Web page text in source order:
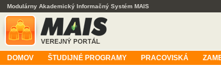
Modulárny Akademický Informačný Systém MAIS
DOMOV ŠTUDIJNÉ PROGRAMY PRACOVISKÁ